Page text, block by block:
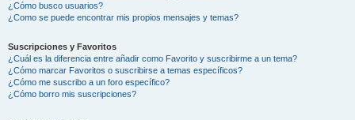
¿Cómo busco usuarios?
¿Como se puede encontrar mis propios mensajes y temas?
Suscripciones y Favoritos
¿Cuál es la diferencia entre añadir como Favorito y suscribirme a un tema?
¿Cómo marcar Favoritos o suscribirse a temas específicos?
¿Cómo me suscribo a un foro específico?
¿Cómo borro mis suscripciones?